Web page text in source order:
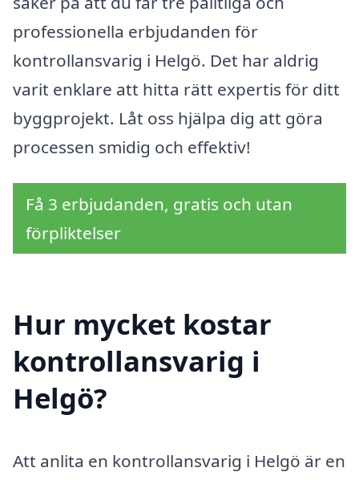
professionella erbjudanden för
kontrollansvarig i Helgö. Det har aldrig
varit enklare att hitta rätt expertis för ditt
byggprojekt. Låt oss hjälpa dig att göra
processen smidig och effektiv!
Få 3 erbjudanden, gratis och utan
förpliktelser
Hur mycket kostar
kontrollansvarig i
Helgö?
Att anlita en kontrollansvarig i Helgö är en